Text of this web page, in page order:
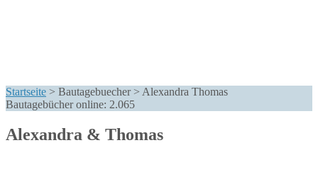
Startseite > Bautagebuecher > Alexandra Thomas
Bautagebücher online: 2.065
Alexandra & Thomas